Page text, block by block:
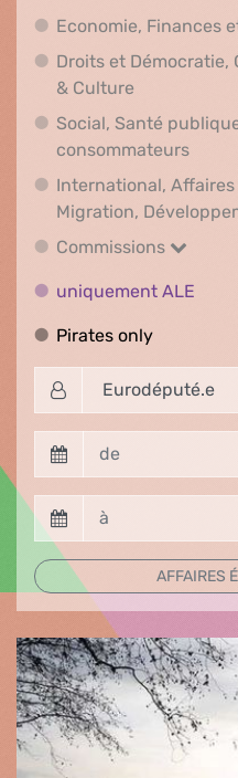
Economie, Finances
Droits et Démocratie,
& Culture
Social, Santé
consommateurs
International,
Migration,
Commissions
Commissions
uniquement ALE
Pirates onlyPirates only
AFFAIRES